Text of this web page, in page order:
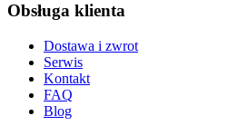
Obsługa klienta
Dostawa i zwrot
Serwis
Kontakt
FAQ
Blog